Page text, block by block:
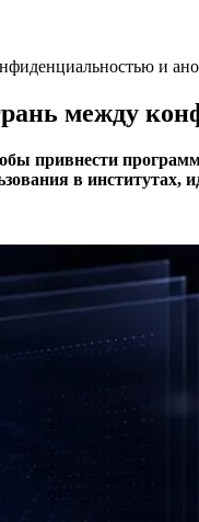
и
между
привнести
в институтах,